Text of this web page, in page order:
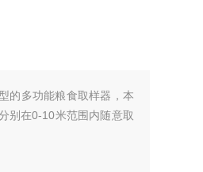
的多功能粮食取样器，本
别在0-10米范围内随意取